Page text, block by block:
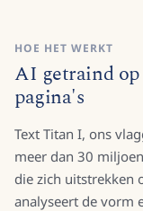
HOE HET WERKT
AI getraind
pagina's
Text Titan I, ons
meer dan 30
die zich uitstrekken
analyseert de vorm